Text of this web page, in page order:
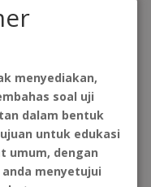
RI
menyediakan,
soal uji
dalam bentuk
untuk edukasi
umum, dengan
menyetujui